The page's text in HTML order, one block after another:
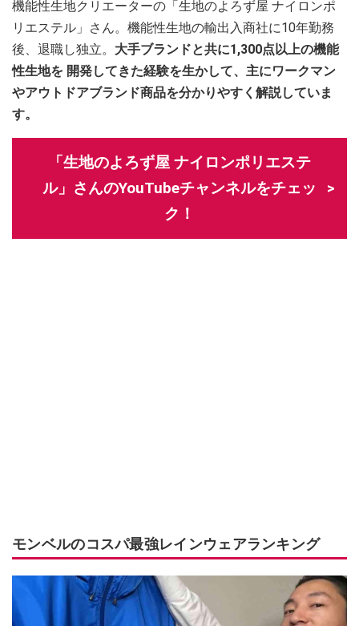
機能性生地クリエーターの「生地のよろず屋 ナイロンポ
リエステル」さん。機能性生地の輸出入商社に10年勤務
後、退職し独立。 大手ブランドと共に1,300点以上の機能
性生地を 開発してきた経験を生かして、主にワークマン
やアウトドアブランド商品を分かりやすく解説していま
す。
「生地のよろず屋 ナイロンポリエステ
ル」さんのYouTubeチャンネルをチェッ
ク！
モンベルのコスパ最強レインウェアランキング